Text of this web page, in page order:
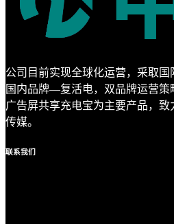
公司目前实现全球化运营，采取
国内品牌—复活电，双品牌运营策
广告屏共享充电宝为主要产品，
传媒。
联系我们